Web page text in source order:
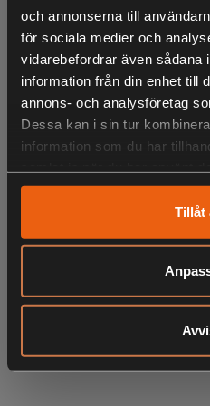
och annonserna till
för sociala medier och
vidarebefordrar även sådana
information från din enhet till
annons- och analysföretag
Dessa kan i sin tur
information som du har
Tillåt
finns fäste för grankvist.
Material: 100% polyester
Onesize
LIKNANDE
KÖPS OFTA
ANDRA HAR